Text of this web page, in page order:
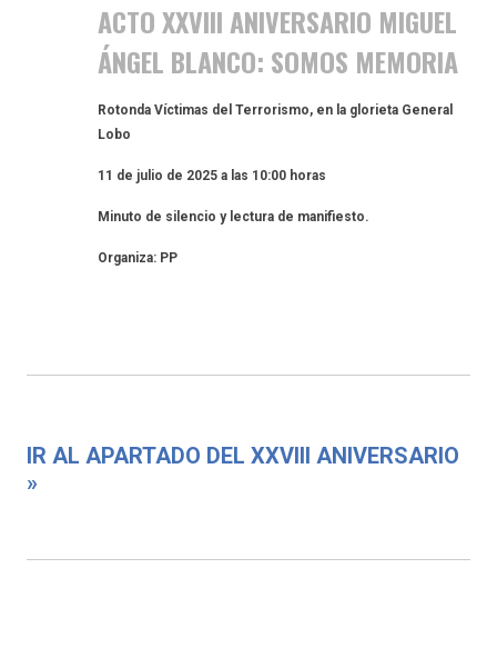
ACTO XXVIII ANIVERSARIO MIGUEL
ÁNGEL BLANCO: SOMOS MEMORIA
Rotonda Víctimas del Terrorismo, en la glorieta General
Lobo
11 de julio de 2025 a las 10:00 horas
Minuto de silencio y lectura de manifiesto.
Organiza: PP
IR AL APARTADO DEL XXVIII ANIVERSARIO
»